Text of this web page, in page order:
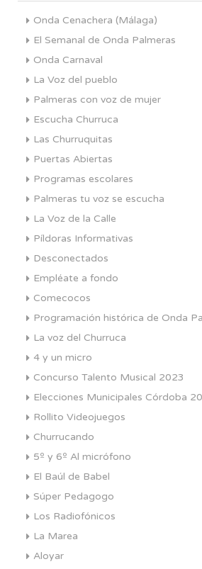
Onda Cenachera (Málaga)
El Semanal de Onda Palmeras
Onda Carnaval
La Voz del pueblo
Palmeras con voz de mujer
Escucha Churruca
Las Churruquitas
Puertas Abiertas
Programas escolares
Palmeras tu voz se escucha
La Voz de la Calle
Píldoras Informativas
Desconectados
Empléate a fondo
Comecocos
Programación histórica de Onda
La voz del Churruca
4 y un micro
Concurso Talento Musical 2023
Elecciones Municipales Córdoba
Rollito Videojuegos
Churrucando
5º y 6º Al micrófono
El Baúl de Babel
Súper Pedagogo
Los Radiofónicos
La Marea
Aloyar